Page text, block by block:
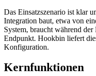
Das Einsatzszenario ist klar
Integration baut, etwa von
System, braucht während
Endpunkt. Hookbin liefert
Konfiguration.
Kernfunktionen